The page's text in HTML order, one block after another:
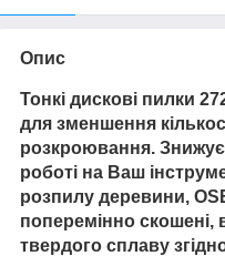
Опис
Тонкі дискові пилки
для зменшення
розкроювання.
роботі на Ваш
розпилу деревини,
поперемінно скошені,
твердого сплаву